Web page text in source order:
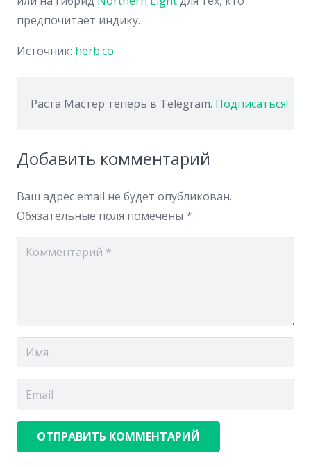
предпочитает индику.
Источник: herb.co
Раста Мастер теперь в Telegram. Подписаться!
Добавить комментарий
Ваш адрес email не будет опубликован.
Обязательные поля помечены *
ОТПРАВИТЬ КОММЕНТАРИЙ